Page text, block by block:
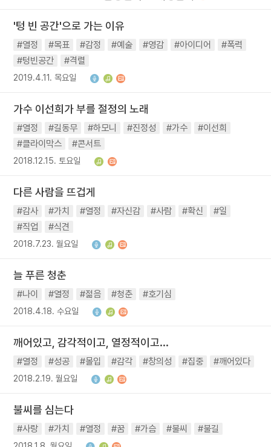
'텅 빈 공간'으로 가는 이유
#열정 #목표 #감정 #예술 #영감 #아이디어
#폭력
#텅빈공간
#격렬
2019.4.11. 목요일
가수 이선희가 부를 절정의 노래
#열정 #길동무 #하모니 #진정성 #가수
#이선희
#클라이막스
#콘서트
2018.12.15. 토요일
다른 사람을 뜨겁게
#감사 #가치 #열정 #자신감 #사람 #확신
#일
#직업
#식견
2018.7.23. 월요일
늘 푸른 청춘
#나이 #열정 #젊음 #청춘 #호기심
2018.4.18. 수요일
깨어있고, 감각적이고, 열정적이고...
#열정 #성공 #몰입 #감각 #창의성 #집중 #깨어있다
2018.2.19. 월요일
불씨를 심는다
#사랑 #가치 #열정 #꿈 #가슴 #불씨 #불길